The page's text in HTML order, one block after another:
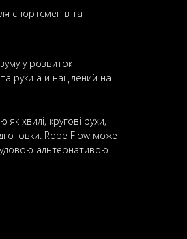
спортсменів та
у розвиток
руки а й націлений на
хвилі, кругові рухи,
Rope Flow може
альтернативою